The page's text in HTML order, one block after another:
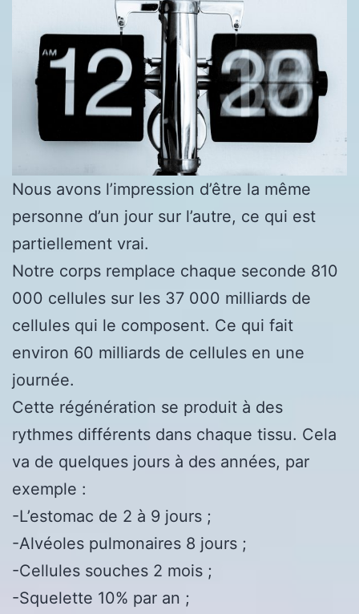
Nous avons l’impression d’être la même
personne d’un jour sur l’autre, ce qui est
partiellement vrai.
Notre corps remplace chaque seconde 810
000 cellules sur les 37 000 milliards de
cellules qui le composent. Ce qui fait
environ 60 milliards de cellules en une
journée.
Cette régénération se produit à des
rythmes différents dans chaque tissu. Cela
va de quelques jours à des années, par
exemple :
-L’estomac de 2 à 9 jours ;
-Alvéoles pulmonaires 8 jours ;
-Cellules souches 2 mois ;
-Squelette 10% par an ;